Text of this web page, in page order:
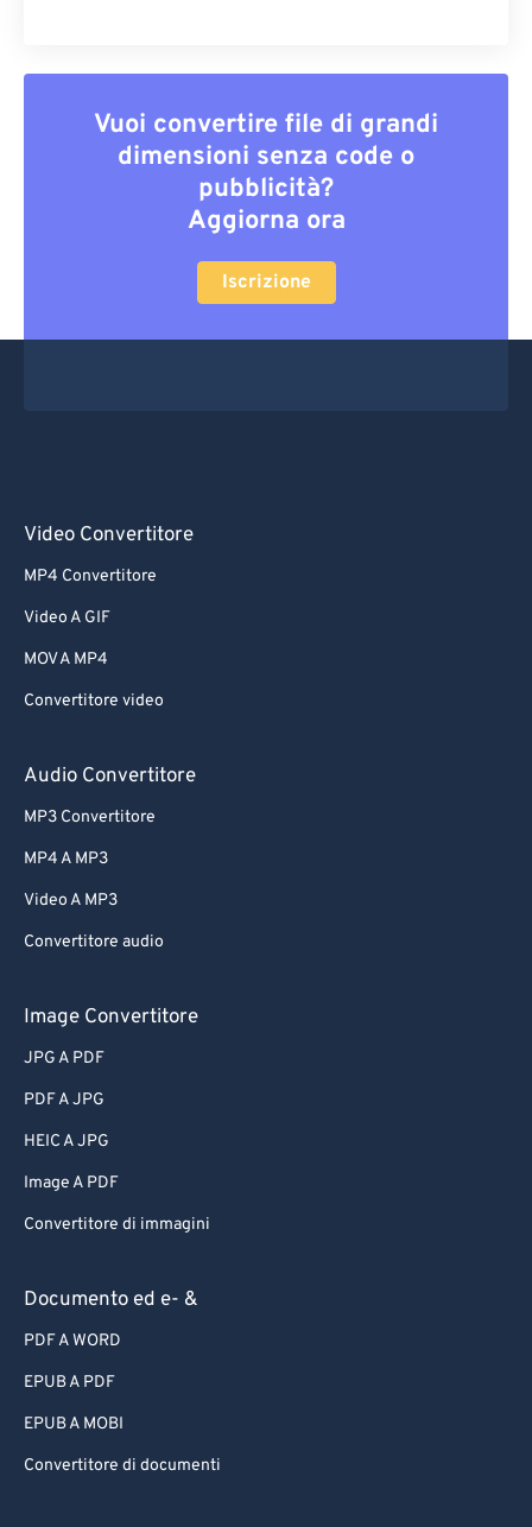
Vuoi convertire file di grandi
dimensioni senza code o
pubblicità?
Aggiorna ora
Iscrizione
Video Convertitore
MP4 Convertitore
Video A GIF
MOV A MP4
Convertitore video
Audio Convertitore
MP3 Convertitore
MP4 A MP3
Video A MP3
Convertitore audio
Image Convertitore
JPG A PDF
PDF A JPG
HEIC A JPG
Image A PDF
Convertitore di immagini
Documento ed e- &
PDF A WORD
EPUB A PDF
EPUB A MOBI
Convertitore di documenti